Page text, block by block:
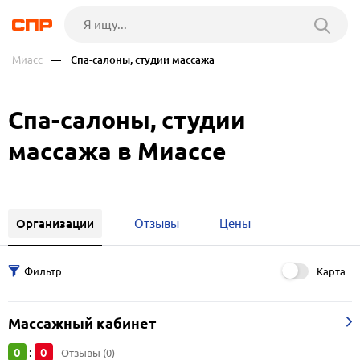
Миасс — Спа-салоны, студии массажа
Спа-салоны, студии
массажа в Миассе
Организации Отзывы Цены
Карта
Массажный кабинет
0 : 0 Отзывы (0)